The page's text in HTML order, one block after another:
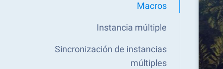
Macros
Instancia múltiple
Sincronización de instancias
múltiples